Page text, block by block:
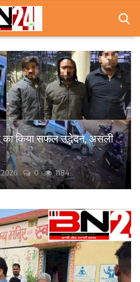
के पास बीच सड़क पर
1571